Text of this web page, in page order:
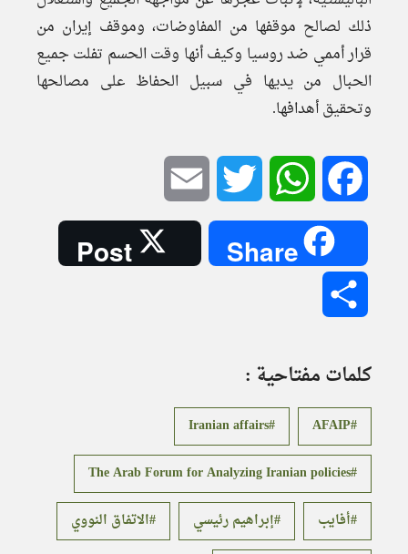
ذلك لصالح موقفها من المفاوضات، وموقف إيران من
قرار أممي ضد روسيا وكيف أنها وقت الحسم تفلت جميع
الحبال من يديها في سبيل الحفاظ على مصالحها
وتحقيق أهدافها.
Facebook
WhatsApp
Twitter
Share
Post
كلمات مفتاحية :
AFAIP
Iranian affairs
The Arab Forum for Analyzing Iranian policies
أفايب
إبراهيم رئيسي
الاتفاق النووي